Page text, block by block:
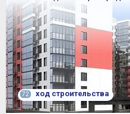
72 ход строительства